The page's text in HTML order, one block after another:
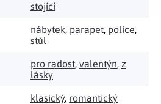
stojící
nábytek, parapet, police,
stůl
pro radost, valentýn, z
lásky
klasický, romantický